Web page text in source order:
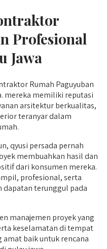
Profesional
Jawa
Rumah Paguyuban
mereka memiliki reputasi
arsitektur berkualitas,
teranyar dalam
qyusi persada pernah
membuahkan hasil dan
dari konsumen mereka.
profesional, serta
terunggul pada
manajemen proyek yang
keselamatan di tempat
amat baik untuk rencana